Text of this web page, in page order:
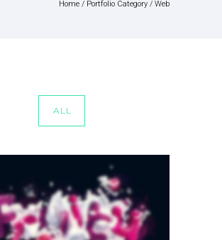
Home / Portfolio Category / Web
ALL
Left Fixed Sidebar